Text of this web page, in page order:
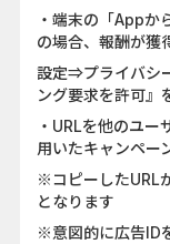
・端末の「Appか
の場合、報酬が獲
設定⇒プライバシ
ング要求を許可』
・URLを他のユー
用いたキャンペー
※コピーしたURL
となります
※意図的に広告ID